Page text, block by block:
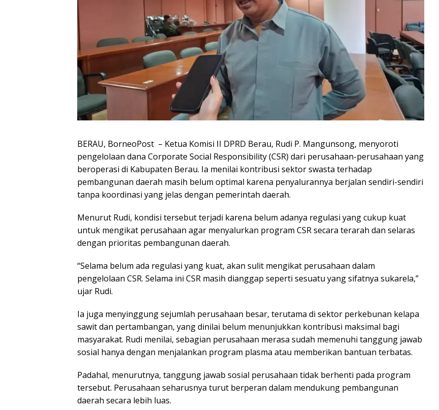
BERAU, BorneoPost – Ketua Komisi II DPRD Berau, Rudi P. Mangunsong, menyoroti
pengelolaan dana Corporate Social Responsibility (CSR) dari perusahaan-perusahaan yang
beroperasi di Kabupaten Berau. Ia menilai kontribusi sektor swasta terhadap
pembangunan daerah masih belum optimal karena penyalurannya berjalan sendiri-sendiri
tanpa koordinasi yang jelas dengan pemerintah daerah.
Menurut Rudi, kondisi tersebut terjadi karena belum adanya regulasi yang cukup kuat
untuk mengikat perusahaan agar menyalurkan program CSR secara terarah dan selaras
dengan prioritas pembangunan daerah.
“Selama belum ada regulasi yang kuat, akan sulit mengikat perusahaan dalam
pengelolaan CSR. Selama ini CSR masih dianggap seperti sesuatu yang sifatnya sukarela,”
ujar Rudi.
Ia juga menyinggung sejumlah perusahaan besar, terutama di sektor perkebunan kelapa
sawit dan pertambangan, yang dinilai belum menunjukkan kontribusi maksimal bagi
masyarakat. Rudi menilai, sebagian perusahaan merasa sudah memenuhi tanggung jawab
sosial hanya dengan menjalankan program plasma atau memberikan bantuan terbatas.
Padahal, menurutnya, tanggung jawab sosial perusahaan tidak berhenti pada program
tersebut. Perusahaan seharusnya turut berperan dalam mendukung pembangunan
daerah secara lebih luas.